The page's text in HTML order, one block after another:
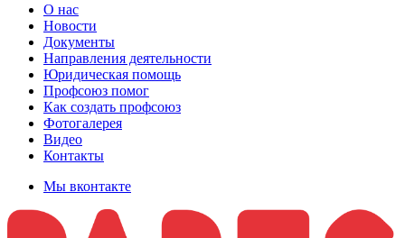
О нас
Новости
Документы
Направления деятельности
Юридическая помощь
Профсоюз помог
Как создать профсоюз
Фотогалерея
Видео
Контакты
Мы вконтакте